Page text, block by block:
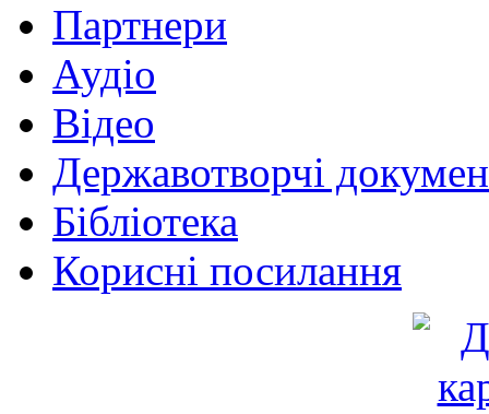
Партнери
Аудіо
Відео
Державотворчі
Бібліотека
Корисні посилання